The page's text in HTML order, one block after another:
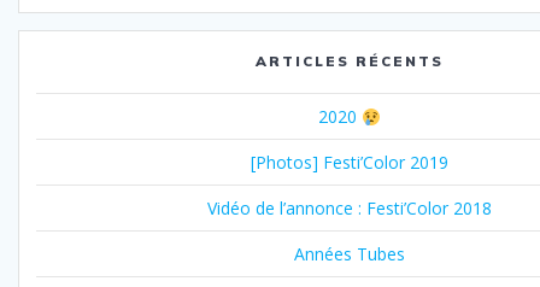
ARTICLES RÉCENTS
2020
[Photos] Festi’Color 2019
Vidéo de l’annonce : Festi’Color 2018
Années Tubes